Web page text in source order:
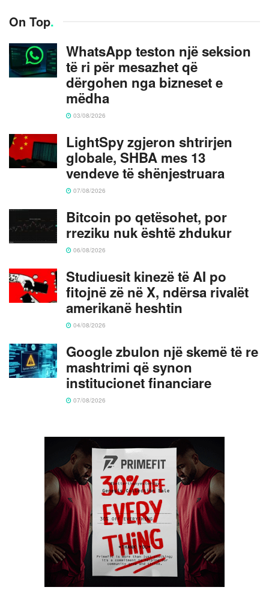
On Top.
WhatsApp teston një seksion
të ri për mesazhet që
dërgohen nga bizneset e
mëdha
03/08/2026
LightSpy zgjeron shtrirjen
globale, SHBA mes 13
vendeve të shënjestruara
07/08/2026
Bitcoin po qetësohet, por
rreziku nuk është zhdukur
06/08/2026
Studiuesit kinezë të AI po
fitojnë zë në X, ndërsa rivalët
amerikanë heshtin
04/08/2026
Google zbulon një skemë të re
mashtrimi që synon
institucionet financiare
07/08/2026